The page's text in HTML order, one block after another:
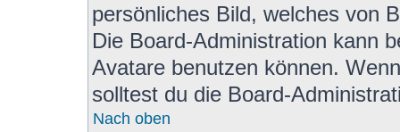
persönliches Bild, welches von
Die Board-Administration kann
Avatare benutzen können.
solltest du die Board-
Nach oben